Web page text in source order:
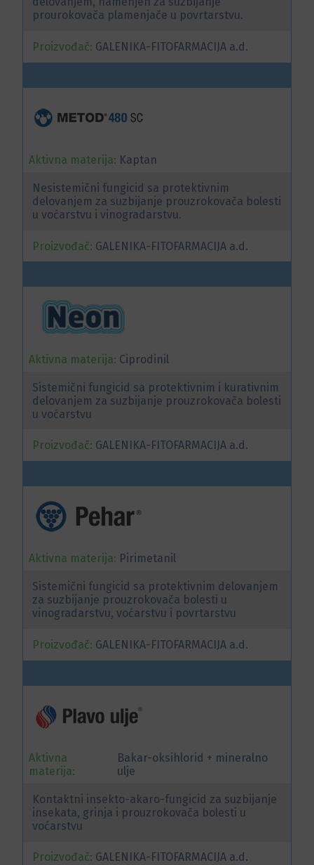
prourokovača plamenjače u povrtarstvu.
Proizvođač: GALENIKA-FITOFARMACIJA a.d.
Aktivna materija: Kaptan
Nesistemični fungicid sa protektivnim
delovanjem za suzbijanje prouzrokovača bolesti
u voćarstvu i vinogradarstvu.
Proizvođač: GALENIKA-FITOFARMACIJA a.d.
Aktivna materija: Ciprodinil
Sistemični fungicid sa protektivnim i kurativnim
delovanjem za suzbijanje prouzrokovača bolesti
u voćarstvu
Proizvođač: GALENIKA-FITOFARMACIJA a.d.
Aktivna materija: Pirimetanil
Sistemični fungicid sa protektivnim delovanjem
za suzbijanje prouzrokovača bolesti u
vinogradarstvu, voćarstvu i povrtarstvu
Proizvođač: GALENIKA-FITOFARMACIJA a.d.
Aktivna
materija:
Bakar-oksihlorid + mineralno
ulje
Kontaktni insekto-akaro-fungicid za suzbijanje
insekata, grinja i prouzrokovača bolesti u
voćarstvu
Proizvođač: GALENIKA-FITOFARMACIJA a.d.